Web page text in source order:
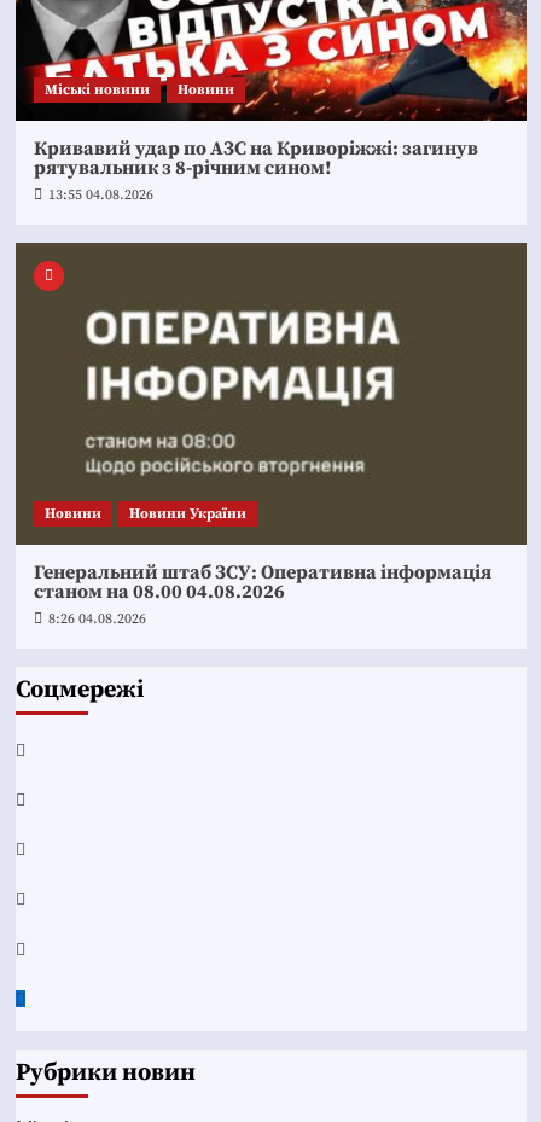
Mіські новини Новини
Кривавий удар по АЗС на Криворіжжі: загинув
рятувальник з 8-річним сином!
13:55 04.08.2026
Новини Новини України
Генеральний штаб ЗСУ: Оперативна інформація
станом на 08.00 04.08.2026
8:26 04.08.2026
Соцмережі
Facebook
YouTube
Telegram
Instagram
Twitter
Google
Рубрики новин